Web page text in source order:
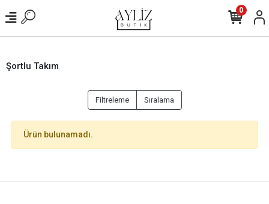
0
Şortlu Takım
Filtreleme Sıralama
Ürün bulunamadı.